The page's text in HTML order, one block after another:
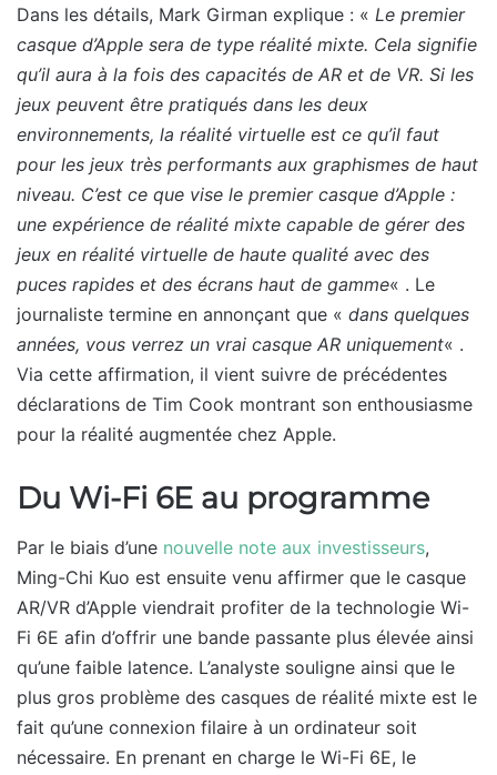
Dans les détails, Mark Girman explique : « Le premier
casque d’Apple sera de type réalité mixte. Cela signifie
qu’il aura à la fois des capacités de AR et de VR. Si les
jeux peuvent être pratiqués dans les deux
environnements, la réalité virtuelle est ce qu’il faut
pour les jeux très performants aux graphismes de haut
niveau. C’est ce que vise le premier casque d’Apple :
une expérience de réalité mixte capable de gérer des
jeux en réalité virtuelle de haute qualité avec des
puces rapides et des écrans haut de gamme« . Le
journaliste termine en annonçant que « dans quelques
années, vous verrez un vrai casque AR uniquement« .
Via cette affirmation, il vient suivre de précédentes
déclarations de Tim Cook montrant son enthousiasme
pour la réalité augmentée chez Apple.
Du Wi-Fi 6E au programme
Par le biais d’une nouvelle note aux investisseurs,
Ming-Chi Kuo est ensuite venu affirmer que le casque
AR/VR d’Apple viendrait profiter de la technologie Wi-
Fi 6E afin d’offrir une bande passante plus élevée ainsi
qu’une faible latence. L’analyste souligne ainsi que le
plus gros problème des casques de réalité mixte est le
fait qu’une connexion filaire à un ordinateur soit
nécessaire. En prenant en charge le Wi-Fi 6E, le